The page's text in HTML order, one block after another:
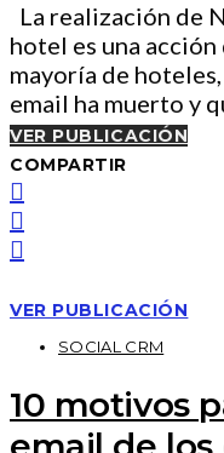
La realización de
hotel es una
mayoría de
email ha muerto y
VER PUBLICACIÓN
COMPARTIR
VER PUBLICACIÓN
SOCIAL CRM
10 motivos